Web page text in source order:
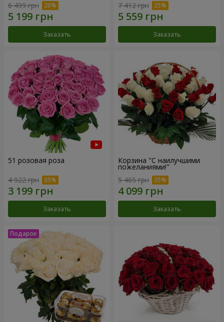
6 499 грн
Заказать
7 412 грн
Заказать
51 розовая роза
4 922 грн
Заказать
Корзина "С наилучшими
пожеланиями!"
5 465 грн
Заказать